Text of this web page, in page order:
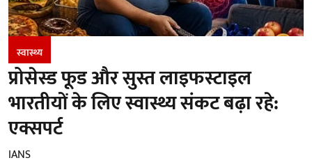
स्वास्थ्य
प्रोसेस्ड फूड और सुस्त लाइफस्टाइल
भारतीयों के लिए स्वास्थ्य संकट बढ़ा रहे:
एक्सपर्ट
IANS